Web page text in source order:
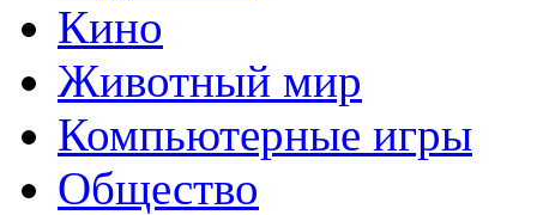
Кино
Животный мир
Компьютерные игры
Общество